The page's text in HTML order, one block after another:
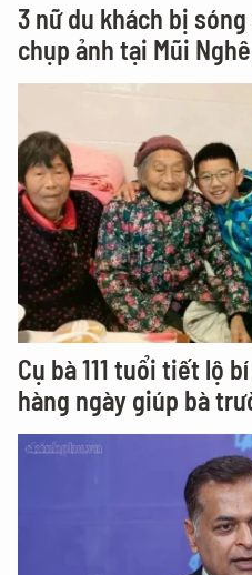
3 nữ du khách bị
chụp ảnh tại Mũi
Cụ bà 111 tuổi tiết lộ
hàng ngày giúp bà